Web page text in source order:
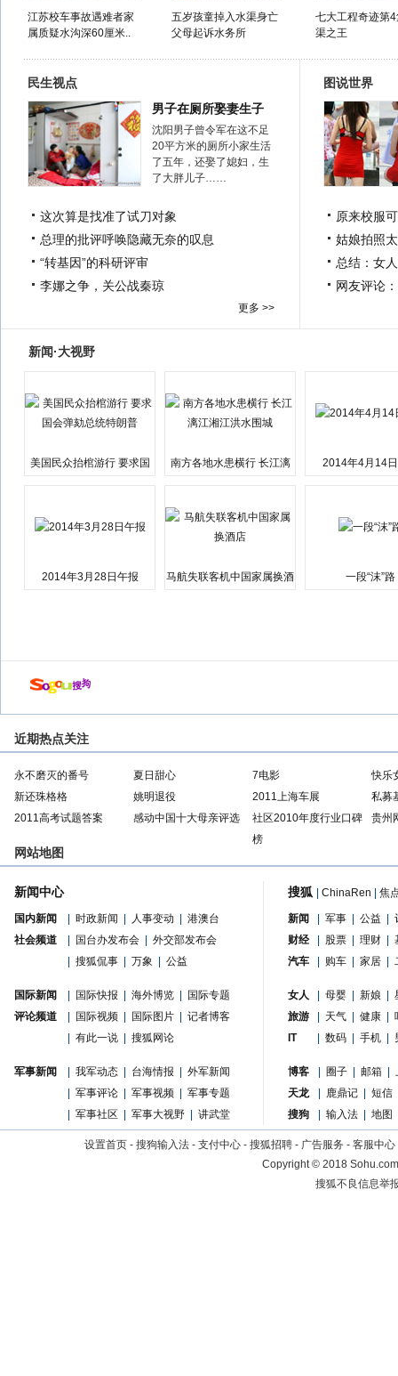
江苏校车事故遇难者家
属质疑水沟深60厘米..
五岁孩童掉入水渠身亡
父母起诉水务所
七大工程奇迹第4
渠之王
民生视点
男子在厕所娶妻生子
沈阳男子曾令军在这不足
20平方米的厕所小家生活
了五年，还娶了媳妇，生
了大胖儿子……
这次算是找准了试刀对象
总理的批评呼唤隐藏无奈的叹息
“转基因”的科研评审
李娜之争，关公战秦琼
更多 >>
图说世界
原来校服
姑娘拍照
总结：女
网友评论
新闻·大视野
美国民众抬棺游行 要求国
南方各地水患横行 长江漓
2014年4月14
2014年3月28日午报
马航失联客机中国家属换酒
一段“沫”路
近期热点关注
永不磨灭的番号 夏日甜心 7电影
快乐
新还珠格格
姚明退役 2011上海车展
私募
2011高考试题答案
感动中国十大母亲评选
社区2010年度行业口碑
榜
贵州
网站地图
新闻中心
国内新闻 时政新闻 人事变动
港澳台
国台办发布会 外交部发布会
社会频道
搜狐侃事 万象 公益
国际新闻 国际快报 海外博览
国际专题
国际视频 国际图片 记者博客
评论频道
有此一说 搜狐网论
军事新闻 我军动态 台海情报
外军新闻
军事评论 军事视频
军事专题
军事社区 军事大视野 讲武堂
搜狐 ChinaRen 焦
新闻 军事 公益
财经
股票 理财
汽车
购车 家居
女人 母婴 新娘
旅游
天气 健康
IT
数码 手机
博客 圈子 邮箱
天龙
鹿鼎记
短信
搜狗
输入法 地图
设置首页 - 搜狗输入法 - 支付中心 - 搜狐招聘 - 广告服务 - 客服中心
Copyright©2018
搜狐不良信息举